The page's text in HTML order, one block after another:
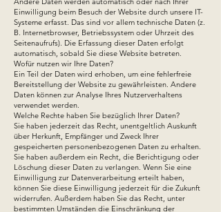
Einwilligung beim Besuch der Website durch unsere IT-
Systeme erfasst. Das sind vor allem technische Daten (z.
B. Internetbrowser, Betriebssystem oder Uhrzeit des
Seitenaufrufs). Die Erfassung dieser Daten erfolgt
automatisch, sobald Sie diese Website betreten.
Wofür nutzen wir Ihre Daten?
Ein Teil der Daten wird erhoben, um eine fehlerfreie
Bereitstellung der Website zu gewährleisten. Andere
Daten können zur Analyse Ihres Nutzerverhaltens
verwendet werden.
Welche Rechte haben Sie bezüglich Ihrer Daten?
Sie haben jederzeit das Recht, unentgeltlich Auskunft
über Herkunft, Empfänger und Zweck Ihrer
gespeicherten personenbezogenen Daten zu erhalten.
Sie haben außerdem ein Recht, die Berichtigung oder
Löschung dieser Daten zu verlangen. Wenn Sie eine
Einwilligung zur Datenverarbeitung erteilt haben,
können Sie diese Einwilligung jederzeit für die Zukunft
widerrufen. Außerdem haben Sie das Recht, unter
bestimmten Umständen die Einschränkung der